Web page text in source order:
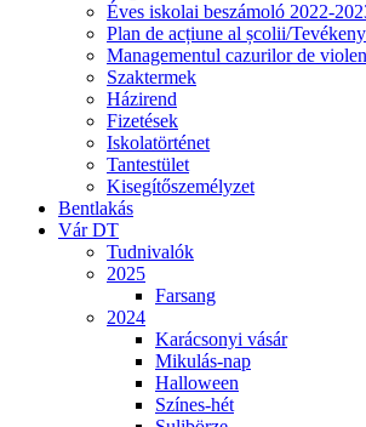
Éves iskolai beszámoló 2022-
Plan de acțiune al școlii/
Managementul cazurilor de
Szaktermek
Házirend
Fizetések
Iskolatörténet
Tantestület
Kisegítőszemélyzet
Bentlakás
Vár DT
Tudnivalók
2025
Farsang
2024
Karácsonyi vásár
Mikulás-nap
Halloween
Színes-hét